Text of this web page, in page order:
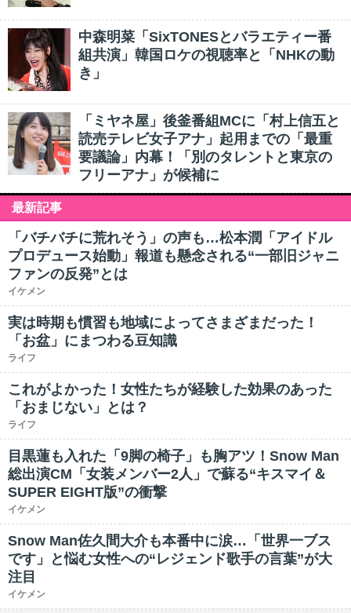
中森明菜「SixTONESとバラエティー番
組共演」韓国ロケの視聴率と「NHKの動
き」
「ミヤネ屋」後釜番組MCに「村上信五と
読売テレビ女子アナ」起用までの「最重
要議論」内幕！「別のタレントと東京の
フリーアナ」が候補に
最新記事
「バチバチに荒れそう」の声も…松本潤「アイドル
プロデュース始動」報道も懸念される“一部旧ジャニ
ファンの反発”とは
イケメン
実は時期も慣習も地域によってさまざまだった！
「お盆」にまつわる豆知識
ライフ
これがよかった！女性たちが経験した効果のあった
「おまじない」とは？
ライフ
目黒蓮も入れた「9脚の椅子」も胸アツ！Snow Man
総出演CM「女装メンバー2人」で蘇る“キスマイ＆
SUPER EIGHT版”の衝撃
イケメン
Snow Man佐久間大介も本番中に涙…「世界一ブス
です」と悩む女性への“レジェンド歌手の言葉”が大
注目
イケメン